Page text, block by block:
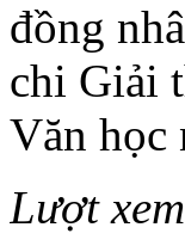
đồng
chi Giải
Văn học
Lượt